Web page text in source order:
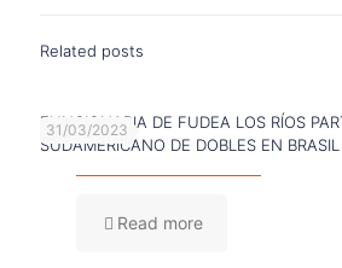
Related posts
31/03/2023
FUNCIONARIA DE FUDEA LOS RÍOS
SUDAMERICANO DE DOBLES EN BRASIL
Read more